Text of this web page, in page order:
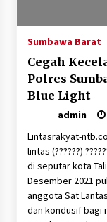
Sumbawa Barat
Cegah
Polres
Blue Light
admin
Lintasrakyat-
lintas (??????)
di seputar kota
Desember 2021
anggota Sat
dan kondusif bagi